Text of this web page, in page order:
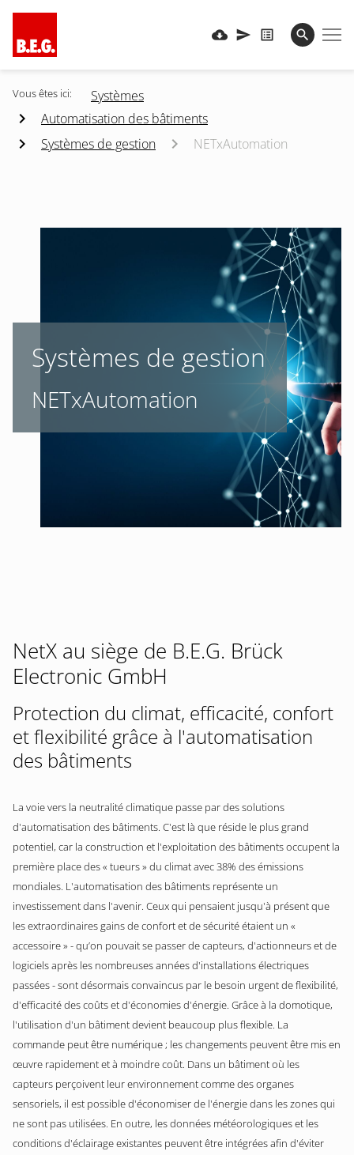
Vous êtes ici:
Systèmes
Automatisation des bâtiments
Systèmes de gestion
NETxAutomation
Systèmes de gestion
NETxAutomation
NetX au siège de B.E.G. Brück
Electronic GmbH
Protection du climat, efficacité, confort
et flexibilité grâce à l'automatisation
des bâtiments
La voie vers la neutralité climatique passe par des solutions
d'automatisation des bâtiments. C'est là que réside le plus grand
potentiel, car la construction et l'exploitation des bâtiments occupent la
première place des « tueurs » du climat avec 38% des émissions
mondiales. L'automatisation des bâtiments représente un
investissement dans l'avenir. Ceux qui pensaient jusqu'à présent que
les extraordinaires gains de confort et de sécurité étaient un «
accessoire » - qu’on pouvait se passer de capteurs, d'actionneurs et de
logiciels après les nombreuses années d'installations électriques
passées - sont désormais convaincus par le besoin urgent de flexibilité,
d'efficacité des coûts et d'économies d'énergie. Grâce à la domotique,
l'utilisation d'un bâtiment devient beaucoup plus flexible. La
commande peut être numérique ; les changements peuvent être mis en
œuvre rapidement et à moindre coût. Dans un bâtiment où les
capteurs perçoivent leur environnement comme des organes
sensoriels, il est possible d'économiser de l'énergie dans les zones qui
ne sont pas utilisées. En outre, les données météorologiques et les
conditions d'éclairage existantes peuvent être intégrées afin d'éviter